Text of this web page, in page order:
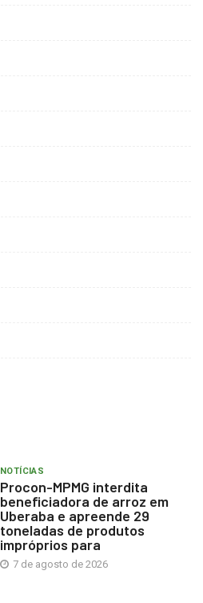
NOTÍCIAS
Procon-MPMG interdita
beneficiadora de arroz em
Uberaba e apreende 29
toneladas de produtos
impróprios para
7 de agosto de 2026